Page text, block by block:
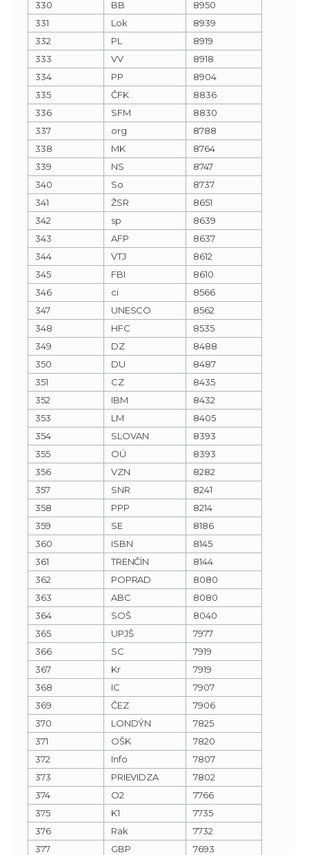
330
BB
8950
331
Lok
8939
332
PL
8919
333
VV
8918
334
PP
8904
335
ČFK
8836
336
SFM
8830
337
org
8788
338
MK
8764
339
NS
8747
340
So
8737
341
ŽSR
8651
342
sp
8639
343
AFP
8637
344
VTJ
8612
345
FBI
8610
346
ci
8566
347
UNESCO
8562
348
HFC
8535
349
DZ
8488
350
DU
8487
351
CZ
8435
352
IBM
8432
353
LM
8405
354
SLOVAN
8393
355
OÚ
8393
356
VZN
8282
357
SNR
8241
358
PPP
8214
359
SE
8186
360
ISBN
8145
361
TRENČÍN
8144
362
POPRAD
8080
363
ABC
8080
364
SOŠ
8040
365
UPJŠ
7977
366
SC
7919
367
Kr
7919
368
IC
7907
369
ČEZ
7906
370
LONDÝN
7825
371
OŠK
7820
372
Info
7807
373
PRIEVIDZA
7802
374
O2
7766
375
K1
7735
376
Rak
7732
377
GBP
7693